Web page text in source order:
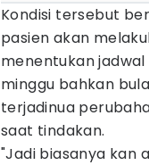
Kondisi tersebut
pasien akan
menentukan
minggu bahkan
terjadinua
saat tindakan.
"Jadi biasanya kan